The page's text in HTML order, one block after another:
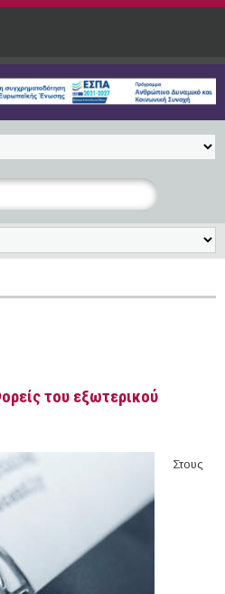
του εξωτερικού
Στους